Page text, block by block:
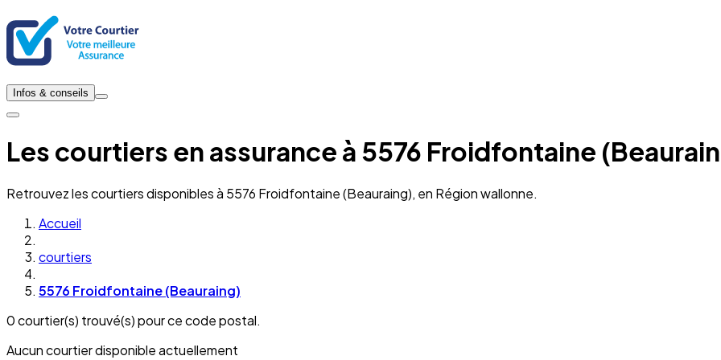
Infos & conseils
Les courtiers en assurance à 5576 Froidfontaine
Retrouvez les courtiers disponibles à 5576 Froidfontaine (Beauraing), en Région wallonne.
Accueil
courtiers
5576 Froidfontaine (Beauraing)
0 courtier(s) trouvé(s) pour ce code postal.
Aucun courtier disponible actuellement